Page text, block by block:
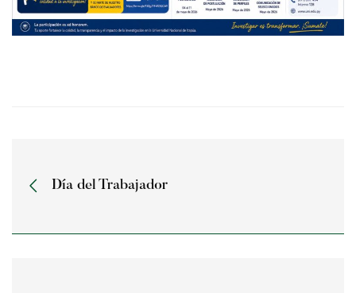
Día del Trabajador